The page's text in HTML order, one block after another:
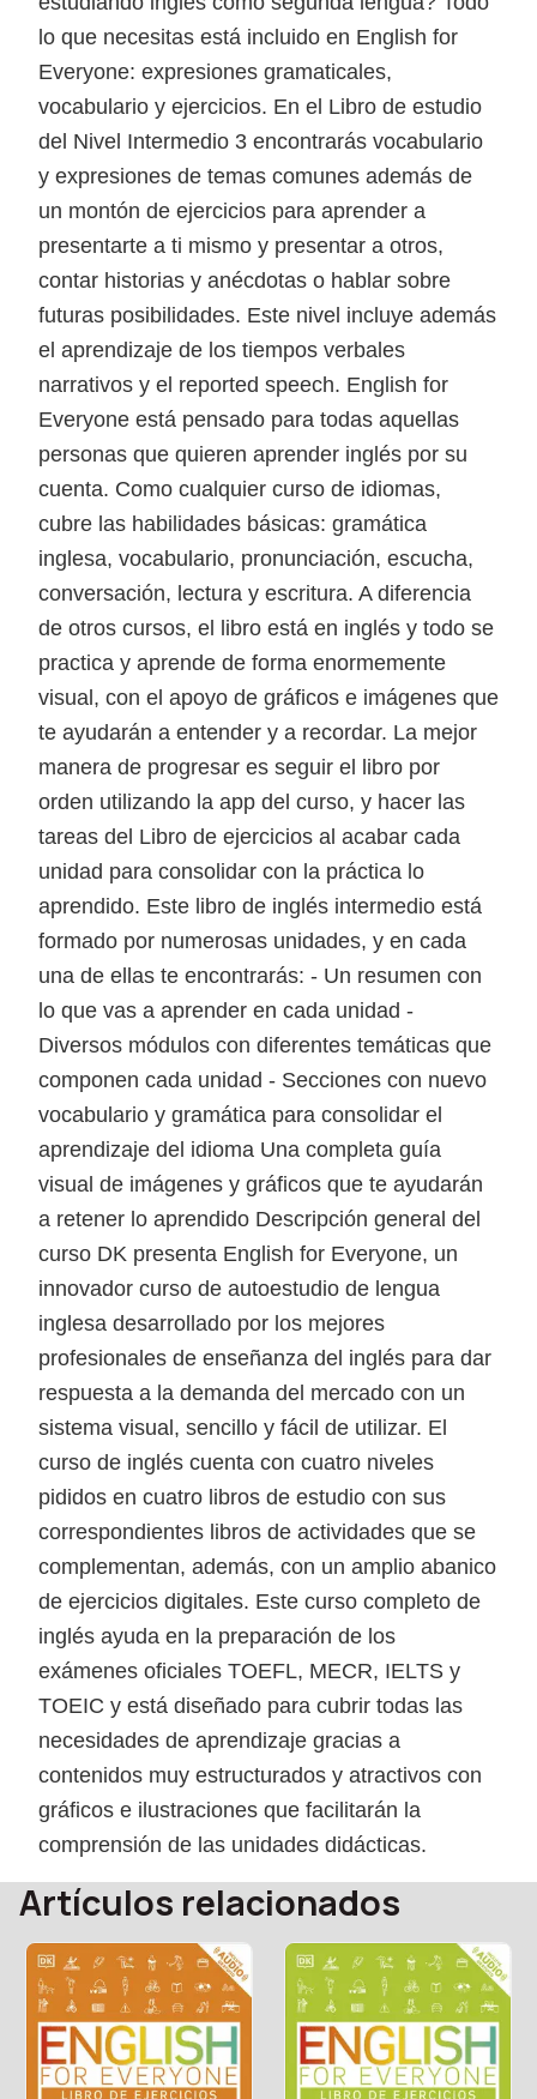
lo que necesitas está incluido en English for
Everyone: expresiones gramaticales,
vocabulario y ejercicios. En el Libro de estudio
del Nivel Intermedio 3 encontrarás vocabulario
y expresiones de temas comunes además de
un montón de ejercicios para aprender a
presentarte a ti mismo y presentar a otros,
contar historias y anécdotas o hablar sobre
futuras posibilidades. Este nivel incluye además
el aprendizaje de los tiempos verbales
narrativos y el reported speech. English for
Everyone está pensado para todas aquellas
personas que quieren aprender inglés por su
cuenta. Como cualquier curso de idiomas,
cubre las habilidades básicas: gramática
inglesa, vocabulario, pronunciación, escucha,
conversación, lectura y escritura. A diferencia
de otros cursos, el libro está en inglés y todo se
practica y aprende de forma enormemente
visual, con el apoyo de gráficos e imágenes que
te ayudarán a entender y a recordar. La mejor
manera de progresar es seguir el libro por
orden utilizando la app del curso, y hacer las
tareas del Libro de ejercicios al acabar cada
unidad para consolidar con la práctica lo
aprendido. Este libro de inglés intermedio está
formado por numerosas unidades, y en cada
una de ellas te encontrarás: - Un resumen con
lo que vas a aprender en cada unidad -
Diversos módulos con diferentes temáticas que
componen cada unidad - Secciones con nuevo
vocabulario y gramática para consolidar el
aprendizaje del idioma Una completa guía
visual de imágenes y gráficos que te ayudarán
a retener lo aprendido Descripción general del
curso DK presenta English for Everyone, un
innovador curso de autoestudio de lengua
inglesa desarrollado por los mejores
profesionales de enseñanza del inglés para dar
respuesta a la demanda del mercado con un
sistema visual, sencillo y fácil de utilizar. El
curso de inglés cuenta con cuatro niveles
pididos en cuatro libros de estudio con sus
correspondientes libros de actividades que se
complementan, además, con un amplio abanico
de ejercicios digitales. Este curso completo de
inglés ayuda en la preparación de los
exámenes oficiales TOEFL, MECR, IELTS y
TOEIC y está diseñado para cubrir todas las
necesidades de aprendizaje gracias a
contenidos muy estructurados y atractivos con
gráficos e ilustraciones que facilitarán la
comprensión de las unidades didácticas.
Artículos relacionados